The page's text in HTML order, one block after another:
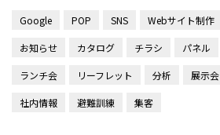
Google POP SNS Webサイト制作
お知らせ カタログ チラシ パネル
ランチ会 リーフレット 分析 展示会
社内情報 避難訓練 集客